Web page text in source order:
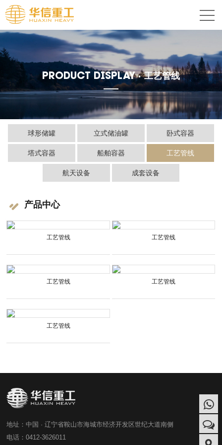
PRODUCT DISPLAY ·工艺管线
球形储罐 立式储油罐 卧式容器
塔式容器 船舶容器 工艺管线
航天设备 成套设备
产品中心
工艺管线 工艺管线
工艺管线 工艺管线
工艺管线
地址：中国 · 辽宁省鞍山市海城市经济开发区世纪大道南侧
电话：0412-3626011